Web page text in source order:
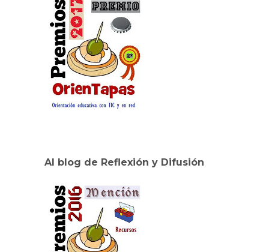
Al blog de Reflexión y Difusión